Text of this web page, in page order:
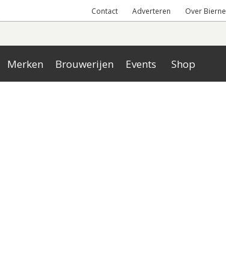
Contact Adverteren Over
Merken Brouwerijen Events Shop